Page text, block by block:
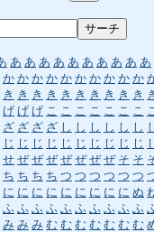
あ あ あ あ あ あ あ あ あ あ
か か か か か か か か か か
き き き き き き き き き き
げ げ げ こ こ こ こ こ こ こ
ざ ざ ざ ざ し し し し し し
じ じ じ じ じ じ じ じ じ じ
せ ぜ ぜ ぜ ぜ ぜ ぜ ぜ そ そ
ち ち ち ち つ つ つ つ つ つ
に に に に に に に に に ぬ
ふ ふ ふ ふ ふ ふ ふ ふ ふ ふ
み み み む む む む む む む